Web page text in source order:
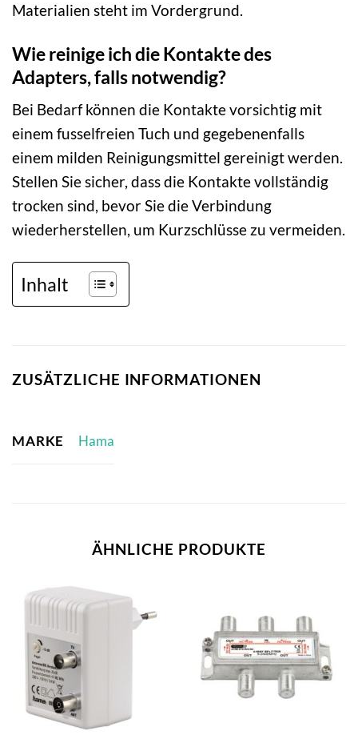
Materialien steht im Vordergrund.
Wie reinige ich die Kontakte des
Adapters, falls notwendig?
Bei Bedarf können die Kontakte vorsichtig mit
einem fusselfreien Tuch und gegebenenfalls
einem milden Reinigungsmittel gereinigt werden.
Stellen Sie sicher, dass die Kontakte vollständig
trocken sind, bevor Sie die Verbindung
wiederherstellen, um Kurzschlüsse zu vermeiden.
Inhalt
ZUSÄTZLICHE INFORMATIONEN
MARKE Hama
ÄHNLICHE PRODUKTE